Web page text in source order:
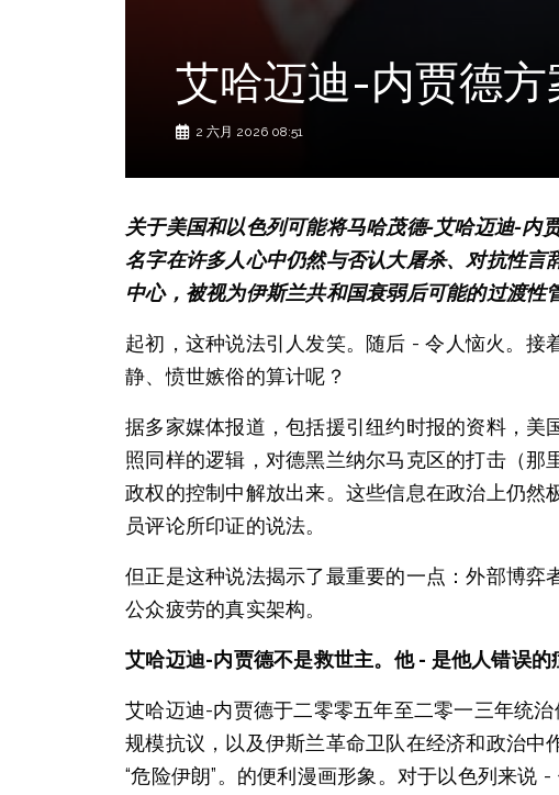
艾哈迈迪-内贾德
2 六月 2026 08:51
关于美国和以色列可能将马哈茂德-艾哈迈迪-内
名字在许多人心中仍然与否认大屠杀、对抗性
中心，被视为伊斯兰共和国衰弱后可能的过渡性
起初，这种说法引人发笑。随后 - 令人恼火。
静、愤世嫉俗的算计呢？
据多家媒体报道，包括援引纽约时报的资料，
照同样的逻辑，对德黑兰纳尔马克区的打击（
政权的控制中解放出来。这些信息在政治上仍
员评论所印证的说法。
但正是这种说法揭示了最重要的一点：外部博
公众疲劳的真实架构。
艾哈迈迪-内贾德不是救世主。他 - 是他人错误的
艾哈迈迪-内贾德于二零零五年至二零一三年统
规模抗议，以及伊斯兰革命卫队在经济和政治
“危险伊朗”。的便利漫画形象。对于以色列来说 -